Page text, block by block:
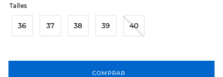
Talles
36 37 38 39 40
COMPRAR